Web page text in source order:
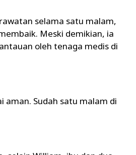
selama satu malam,
Meski demikian, ia
oleh tenaga medis di
aman. Sudah satu malam di